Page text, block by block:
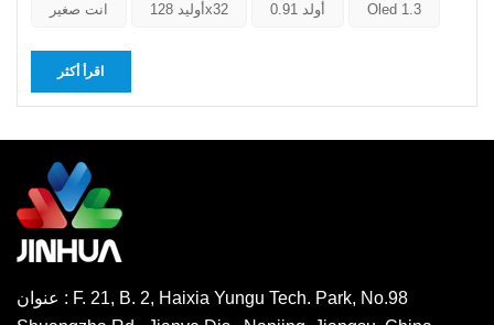
انت صغير أوليد 128x32 0.91 أولد Oled 1.3
اقرأ أكثر
عنوان : F. 21, B. 2, Haixia Yungu Tech. Park, No.98